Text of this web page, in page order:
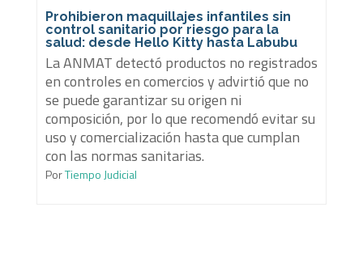
Prohibieron maquillajes infantiles sin
control sanitario por riesgo para la
salud: desde Hello Kitty hasta Labubu
La ANMAT detectó productos no registrados
en controles en comercios y advirtió que no
se puede garantizar su origen ni
composición, por lo que recomendó evitar su
uso y comercialización hasta que cumplan
con las normas sanitarias.
PorTiempo Judicial